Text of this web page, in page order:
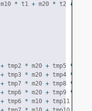
m10 * t1 + m20 * t2 +
+ tmp2 * m20 + tmp5 *
+ tmp3 * m20 + tmp4 *
+ tmp7 * m20 + tmp8 *
+ tmp6 * m20 + tmp9 *
+ tmp6 * m10 + tmp11